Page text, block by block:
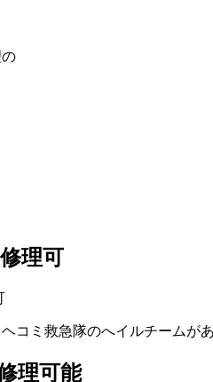
理可
コミ救急隊のへイルチームが
理可能